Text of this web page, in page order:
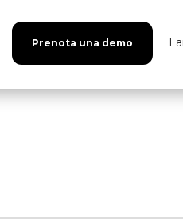
Prenota una demo